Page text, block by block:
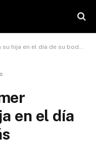
día de su boda: “Estás reluciente”
en el día